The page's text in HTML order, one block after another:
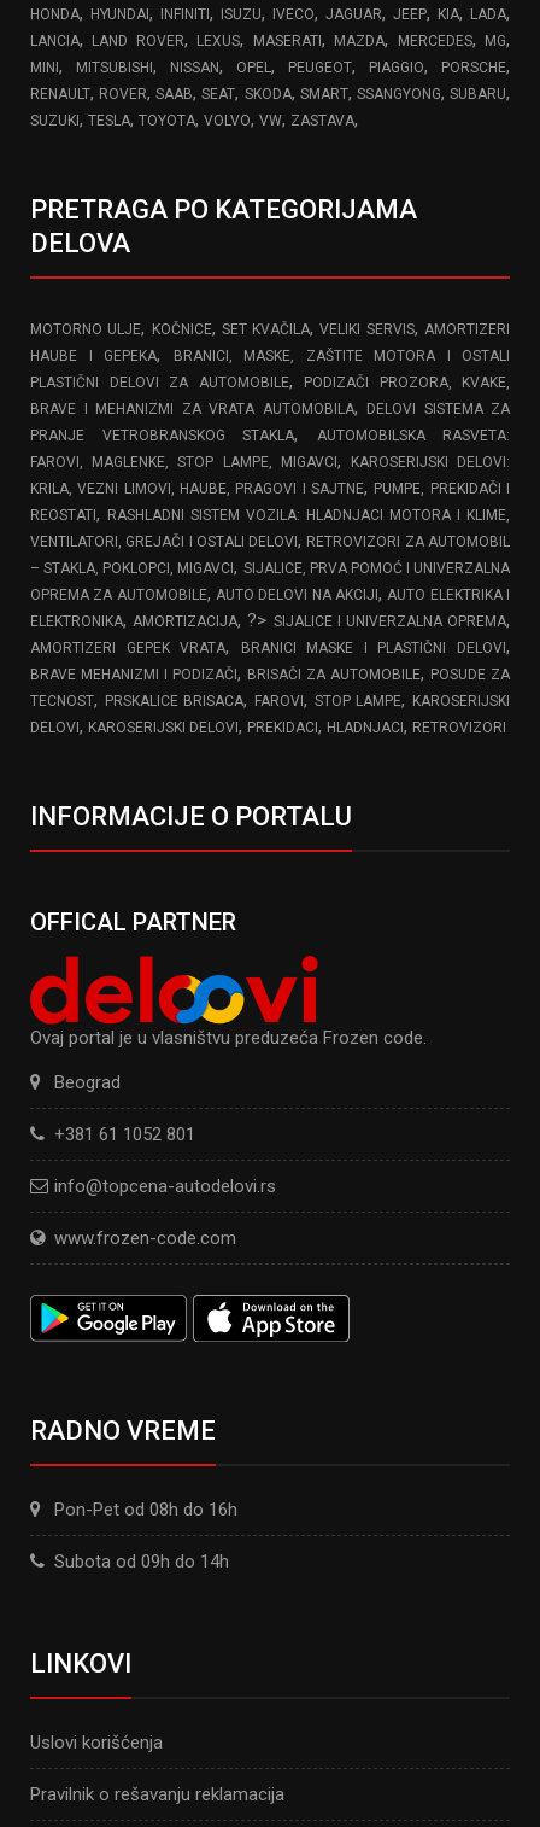
HONDA, HYUNDAI, INFINITI, ISUZU, IVECO, JAGUAR, JEEP, KIA, LADA,
LANCIA, LAND ROVER, LEXUS, MASERATI, MAZDA, MERCEDES, MG,
MINI, MITSUBISHI, NISSAN, OPEL , PEUGEOT, PIAGGIO, PORSCHE,
RENAULT, ROVER,SAAB,SEAT, SKODA, SMART, SSANGYONG,SUBARU,
SUZUKI, TESLA, TOYOTA, VOLVO, VW, ZASTAVA,
PRETRAGA PO KATEGORIJAMA
DELOVA
MOTORNO ULJE, KOČNICE, SET KVAČILA,VELIKI SERVIS, AMORTIZERI
HAUBE I GEPEKA,
BRANICI, MASKE, ZAŠTITE MOTORA I OSTALI
PLASTIČNI DELOVI ZA AUTOMOBILE,
PODIZAČI PROZORA, KVAKE,
BRAVE I MEHANIZMI ZA VRATA AUTOMOBILA,
DELOVI SISTEMA ZA
PRANJE VETROBRANSKOG STAKLA,
AUTOMOBILSKA RASVETA:
FAROVI, MAGLENKE, STOP LAMPE, MIGAVCI,
KAROSERIJSKI DELOVI:
KRILA, VEZNI LIMOVI, HAUBE, PRAGOVI I SAJTNE, PUMPE, PREKIDAČI I
REOSTATI, RASHLADNI SISTEM VOZILA: HLADNJACI MOTORA I KLIME,
VENTILATORI, GREJAČI I OSTALI DELOVI, RETROVIZORI ZA AUTOMOBIL
– STAKLA, POKLOPCI, MIGAVCI, SIJALICE, PRVA POMOĆ I UNIVERZALNA
OPREMA ZA AUTOMOBILE, AUTO DELOVI NA AKCIJI, AUTO ELEKTRIKA I
ELEKTRONIKA, AMORTIZACIJA, ?> SIJALICE I UNIVERZALNA OPREMA,
AMORTIZERI GEPEK VRATA, BRANICI MASKE I PLASTIČNI DELOVI,
BRAVE MEHANIZMI I PODIZAČI, BRISAČI ZA AUTOMOBILE, POSUDE ZA
TECNOST, PRSKALICE BRISACA, FAROVI, STOP LAMPE, KAROSERIJSKI
DELOVI, KAROSERIJSKI DELOVI, PREKIDACI, HLADNJACI, RETROVIZORI
INFORMACIJE O PORTALU
OFFICAL PARTNER
Ovaj portal je u vlasništvu preduzeća Frozen code.
Beograd
+381 61 1052 801
info@topcena-autodelovi.rs
www.frozen-code.com
RADNO VREME
Pon-Pet od 08h do 16h
Subota od 09h do 14h
LINKOVI
Uslovi korišćenja
Pravilnik o rešavanju reklamacija